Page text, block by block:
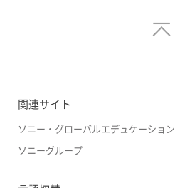
関連サイト
ソニー・グローバルエデュケーション
ソニーグループ